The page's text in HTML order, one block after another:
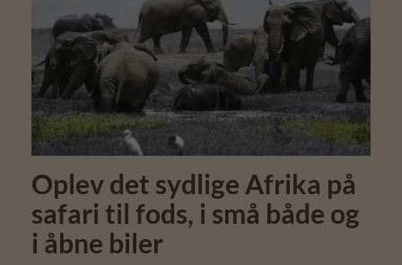
Oplev det sydlige Afrika på
safari til fods, i små både og
i åbne biler